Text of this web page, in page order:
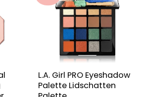
L.A. Girl PRO Eyeshadow
Palette Lidschatten